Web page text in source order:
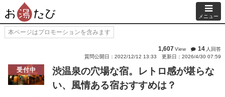
メニュー
本ページはプロモーションを含みます
1,607View 14 人回答
質問公開日：2022/12/12 13:33
更新日：2026/4/30 07:59
受付中
渋温泉の穴場な宿。レトロ感が堪らな
い、風情ある宿おすすめは？